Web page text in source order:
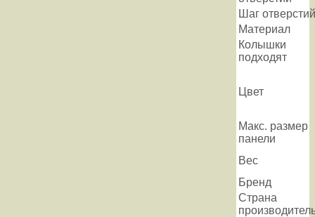
Шаг отверстий
Материал
Колышки
подходят
Цвет
Макс. размер
панели
Вес
Бренд
Страна